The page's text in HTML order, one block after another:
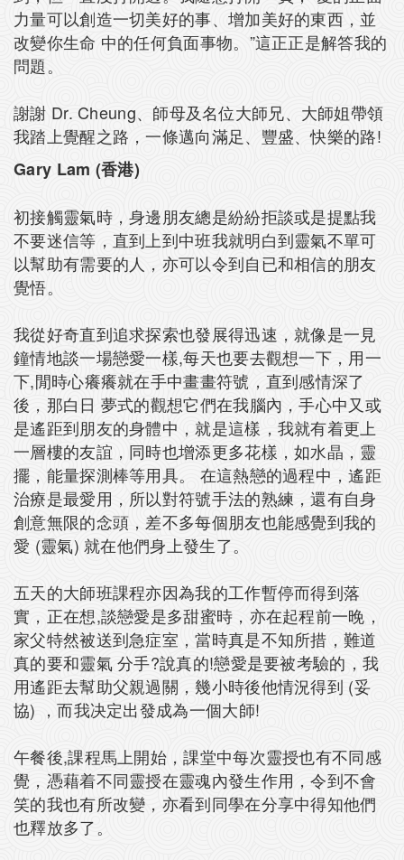
力量可以創造一切美好的事、增加美好的東西，並
改變你生命 中的任何負面事物。”這正正是解答我的
問題。
謝謝 Dr. Cheung、師母及名位大師兄、大師姐帶領
我踏上覺醒之路，一條邁向滿足、豐盛、快樂的路!
Gary Lam (香港)
初接觸靈氣時，身邊朋友總是紛紛拒談或是提點我
不要迷信等，直到上到中班我就明白到靈氣不單可
以幫助有需要的人，亦可以令到自已和相信的朋友
覺悟。
我從好奇直到追求探索也發展得迅速，就像是一見
鐘情地談一場戀愛一樣,每天也要去觀想一下，用一
下,閒時心癢癢就在手中畫畫符號，直到感情深了
後，那白日 夢式的觀想它們在我腦內，手心中又或
是遙距到朋友的身體中，就是這樣，我就有着更上
一層樓的友誼，同時也增添更多花樣，如水晶，靈
擺，能量探測棒等用具。 在這熱戀的過程中，遙距
治療是最愛用，所以對符號手法的熟練，還有自身
創意無限的念頭，差不多每個朋友也能感覺到我的
愛 (靈氣) 就在他們身上發生了。
五天的大師班課程亦因為我的工作暫停而得到落
實，正在想,談戀愛是多甜蜜時，亦在起程前一晚，
家父特然被送到急症室，當時真是不知所措，難道
真的要和靈氣 分手?說真的!戀愛是要被考驗的，我
用遙距去幫助父親過關，幾小時後他情況得到 (妥
協) ，而我决定出發成為一個大師!
午餐後,課程馬上開始，課堂中每次靈授也有不同感
覺，憑藉着不同靈授在靈魂內發生作用，令到不會
笑的我也有所改變，亦看到同學在分享中得知他們
也釋放多了。